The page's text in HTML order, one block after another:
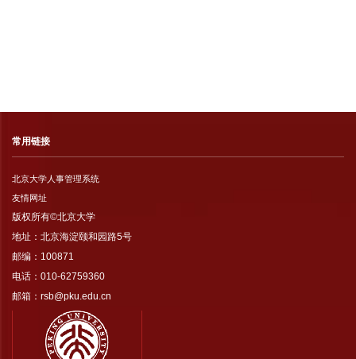
常用链接
北京大学人事管理系统
友情网址
版权所有©北京大学
地址：北京海淀颐和园路5号
邮编：100871
电话：010-62759360
邮箱：rsb@pku.edu.cn